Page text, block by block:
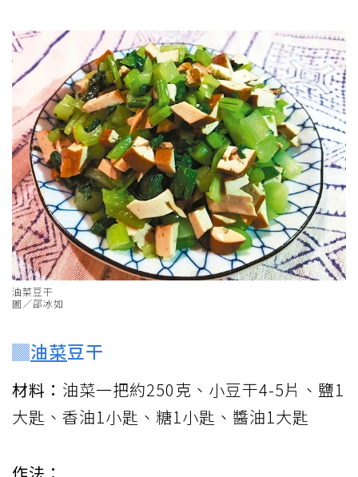
油菜豆干
圖／邵冰如
▓油菜豆干
材料： 油菜一把約250克、小豆干4-5片、鹽1
大匙、香油1小匙、糖1小匙、醬油1大匙